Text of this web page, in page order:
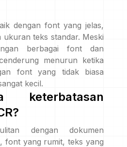
dengan font yang jelas,
ukuran teks standar. Meski
berbagai font dan
menurun ketika
font yang tidak biasa
kecil.
keterbatasan
dengan dokumen
font yang rumit, teks yang